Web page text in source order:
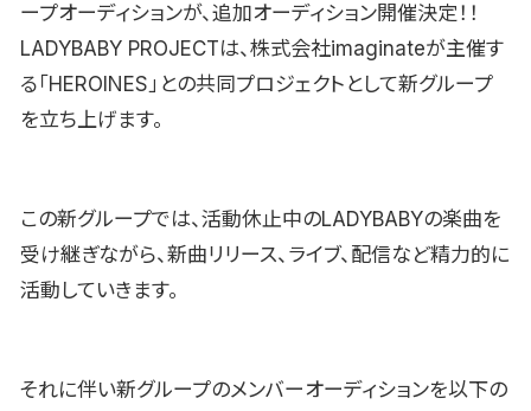
ープオーディションが、追加オーディション開催決定！！
LADYBABY PROJECTは、株式会社imaginateが主催す
る「HEROINES」との共同プロジェクトとして新グループ
を立ち上げます。
この新グループでは、活動休止中のLADYBABYの楽曲を
受け継ぎながら、新曲リリース、ライブ、配信など精力的に
活動していきます。
それに伴い新グループのメンバーオーディションを以下の